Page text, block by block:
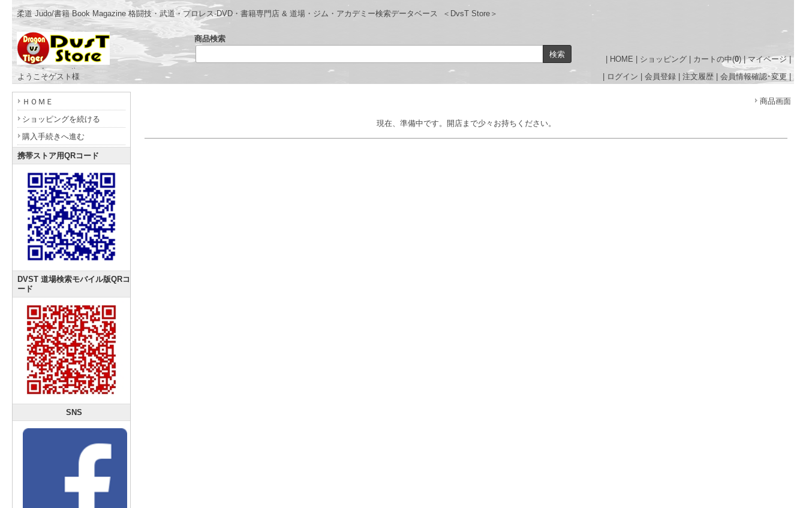
柔道 Judo/書籍 Book Magazine 格闘技・武道・プロレス-DVD・書籍専門店 & 道場・ジム・アカデミー検索データベース ＜DvsT Store＞
HOME ショッピング カートの中(0)|マイページ|
- www.dragonvstiger.com -
商品検索
ようこそゲスト様 ログイン 会員登録 注文履歴 会員情報確認･変更
商品画面
現在、準備中です。開店まで少々お持ちください。
ＨＯＭＥ
ショッピングを続ける
購入手続きへ進む
携帯ストア用QRコード
DVST 道場検索モバイル版QRコ
ード
SNS